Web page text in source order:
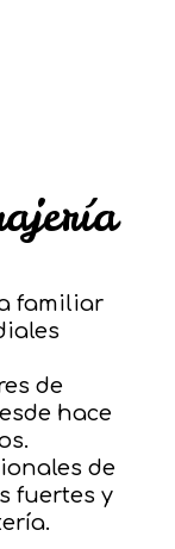
familiar
de
hace
de
fuertes y